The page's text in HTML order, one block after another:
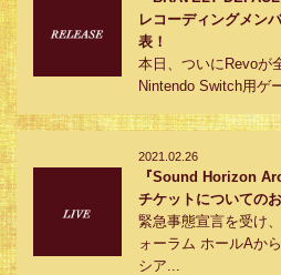
レコーディングメン
表！
本日、ついにRevoが
Nintendo Switch用ゲ
2021.02.26
『Sound Horizon
チケットについての
緊急事態宣言を受け
ォーラム ホールAか
シア...